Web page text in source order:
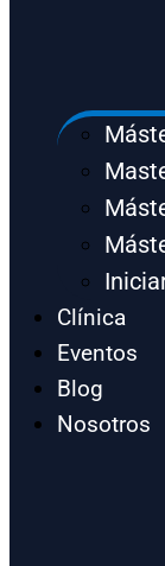
Clínica
Eventos
Blog
Nosotros